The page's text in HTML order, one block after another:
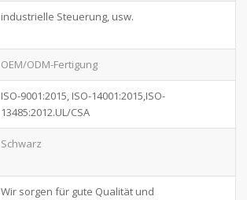
industrielle Steuerung, usw.
OEM/ODM-Fertigung
ISO-9001:2015, ISO-14001:2015,ISO-
13485:2012.UL/CSA
Schwarz
Wir sorgen für gute Qualität und